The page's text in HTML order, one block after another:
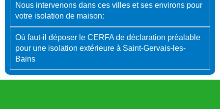
Nous intervenons dans ces villes et ses environs pour
votre isolation de maison:
Où faut-il déposer le CERFA de déclaration préalable
pour une isolation extérieure à Saint-Gervais-les-
Bains